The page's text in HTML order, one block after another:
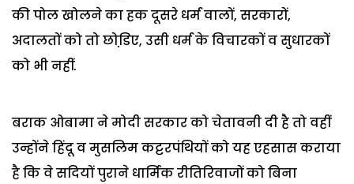
की पोल खोलने का हक दूसरे धर्म वालों, सरकारों,
अदालतों को तो छोडि़ए, उसी धर्म के विचारकों व सुधारकों
को भी नहीं.
बराक ओबामा ने मोदी सरकार को चेतावनी दी है तो वहीं
उन्होंने हिंदू व मुसलिम कट्टरपंथियों को यह एहसास कराया
है कि वे सदियों पुराने धार्मिक रीतिरिवाजों को बिना